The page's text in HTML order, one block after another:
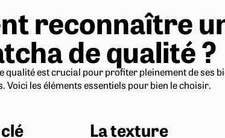
reconnaître
de qualité ?
qualité est crucial pour profiter pleinement de ses
Voici les éléments essentiels pour bien le choisir.
La texture